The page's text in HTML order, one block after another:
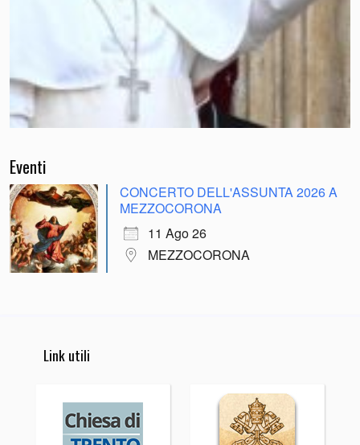
Eventi
CONCERTO DELL'ASSUNTA 2026 A
MEZZOCORONA
11 Ago 26
MEZZOCORONA
Link utili